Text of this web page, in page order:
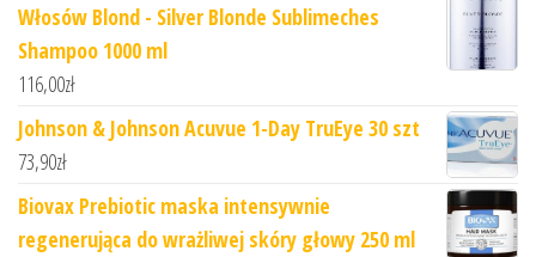
Włosów Blond - Silver Blonde Sublimeches
Shampoo 1000 ml
116,00zł
Johnson & Johnson Acuvue 1-Day TruEye 30 szt
73,90zł
Biovax Prebiotic maska intensywnie
regenerująca do wrażliwej skóry głowy 250 ml